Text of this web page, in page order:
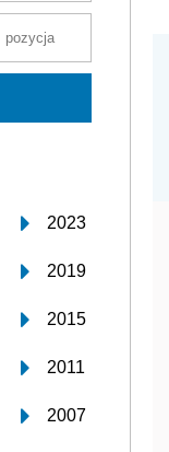
2023
2019
2015
2011
2007